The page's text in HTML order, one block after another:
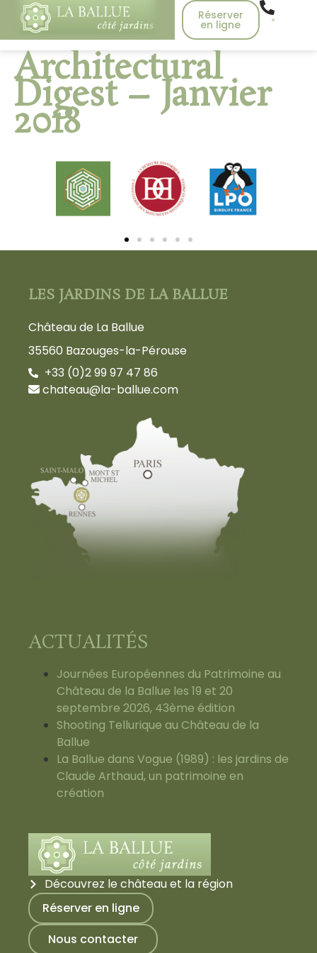
Réserver
en ligne
Architectural
Digest – Janvier
2018
LES JARDINS DE LA BALLUE
Château de La Ballue
35560 Bazouges-la-Pérouse
+33 (0)2 99 97 47 86
chateau@la-ballue.com
ACTUALITÉS
Journées Européennes du Patrimoine au
Château de la Ballue les 19 et 20
septembre 2026, 43ème édition
Shooting Tellurique au Château de la
Ballue
La Ballue dans Vogue (1989) : les jardins de
Claude Arthaud, un patrimoine en
création
Découvrez le château et la région
Réserver en ligne
Nous contacter